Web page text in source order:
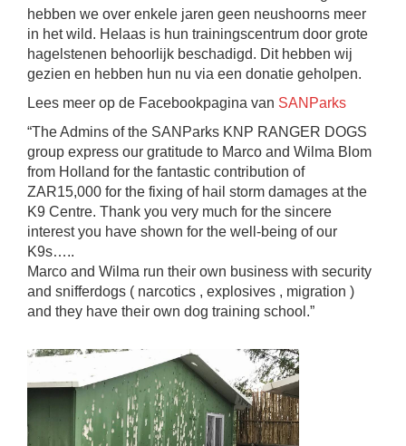
hebben we over enkele jaren geen neushoorns meer
in het wild. Helaas is hun trainingscentrum door grote
hagelstenen behoorlijk beschadigd. Dit hebben wij
gezien en hebben hun nu via een donatie geholpen.
Lees meer op de Facebookpagina van SANParks
“The Admins of the SANParks KNP RANGER DOGS
group express our gratitude to Marco and Wilma Blom
from Holland for the fantastic contribution of
ZAR15,000 for the fixing of hail storm damages at the
K9 Centre. Thank you very much for the sincere
interest you have shown for the well-being of our
K9s…..
Marco and Wilma run their own business with security
and snifferdogs ( narcotics , explosives , migration )
and they have their own dog training school.”